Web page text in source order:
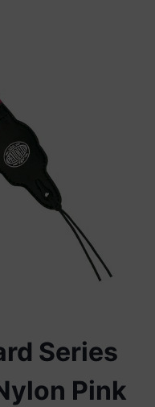
Series
Pink